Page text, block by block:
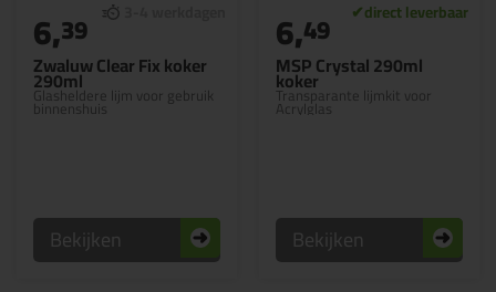
Zwaluw Clear Fix koker
290ml
Glasheldere lijm voor gebruik
binnenshuis
6,39
Bekijken
MSP Crystal 290ml
koker
Transparante lijmkit voor
Acrylglas
6,49
Bekijken